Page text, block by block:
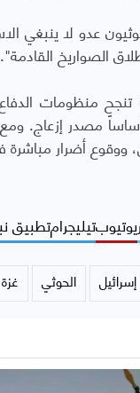
عدو لا ينبغي
الصواريخ القادمة".
منظومات الدفاع
مصدر إزعاج. ومع
ووقوع أضرار مباشرة
يوتيوبتيليجرامتطبيق
إسرائيل الحوثي غزة